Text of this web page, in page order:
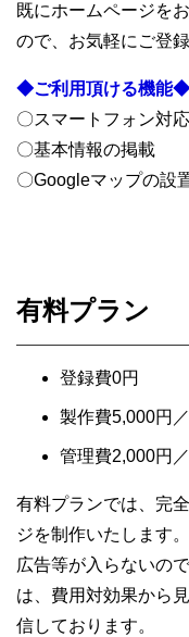
既にホームページを
ので、お気軽にご登録
◆ご利用頂ける機能◆
〇スマートフォン対応
〇基本情報の掲載
〇Googleマップの設
有料プラン
登録費0円
製作費5,000円
管理費2,000円
有料プランでは、完
ジを制作いたします。
広告等が入らないの
は、費用対効果から
信しております。